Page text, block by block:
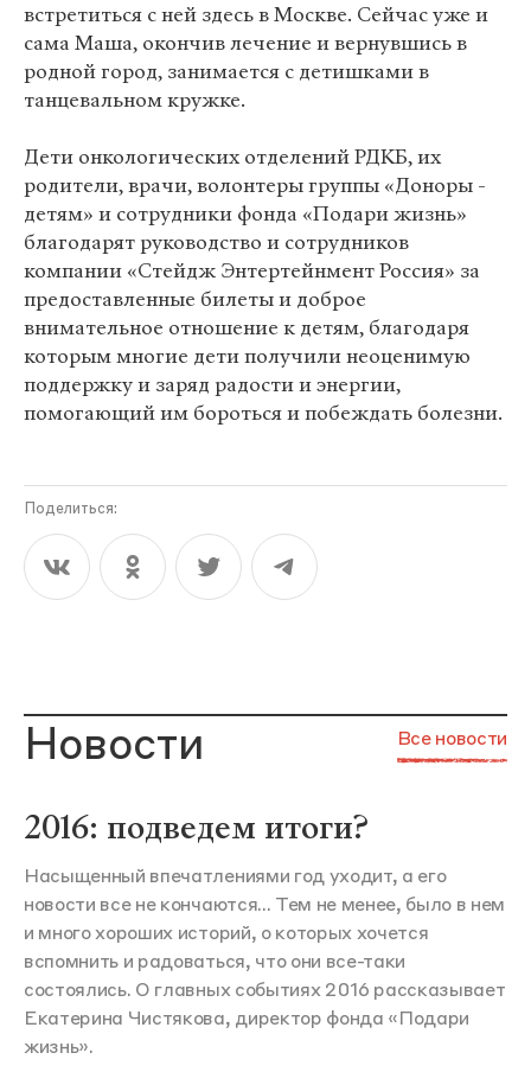
встретиться с ней здесь в Москве. Сейчас уже и
сама Маша, окончив лечение и вернувшись в
родной город, занимается с детишками в
танцевальном кружке.
Дети онкологических отделений РДКБ, их
родители, врачи, волонтеры группы «Доноры -
детям» и сотрудники фонда «Подари жизнь»
благодарят руководство и сотрудников
компании «Стейдж Энтертейнмент Россия» за
предоставленные билеты и доброе
внимательное отношение к детям, благодаря
которым многие дети получили неоценимую
поддержку и заряд радости и энергии,
помогающий им бороться и побеждать болезни.
Поделиться:
Новости Все новости
2016: подведем итоги?
Насыщенный впечатлениями год уходит, а его
новости все не кончаются... Тем не менее, было в нем
и много хороших историй, о которых хочется
вспомнить и радоваться, что они все-таки
состоялись. О главных событиях 2016 рассказывает
Екатерина Чистякова, директор фонда «Подари
жизнь».